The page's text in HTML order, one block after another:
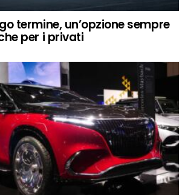
termine, un’opzione sempre
per i privati